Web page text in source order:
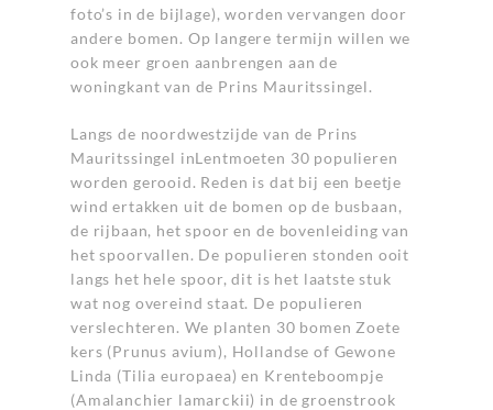
foto’s in de bijlage), worden vervangen door
andere bomen. Op langere termijn willen we
ook meer groen aanbrengen aan de
woningkant van de Prins Mauritssingel.
Langs de noordwestzijde van de Prins
Mauritssingel inLentmoeten 30 populieren
worden gerooid. Reden is dat bij een beetje
wind ertakken uit de bomen op de busbaan,
de rijbaan, het spoor en de bovenleiding van
het spoorvallen. De populieren stonden ooit
langs het hele spoor, dit is het laatste stuk
wat nog overeind staat. De populieren
verslechteren. We planten 30 bomen Zoete
kers (Prunus avium), Hollandse of Gewone
Linda (Tilia europaea) en Krenteboompje
(Amalanchier lamarckii) in de groenstrook